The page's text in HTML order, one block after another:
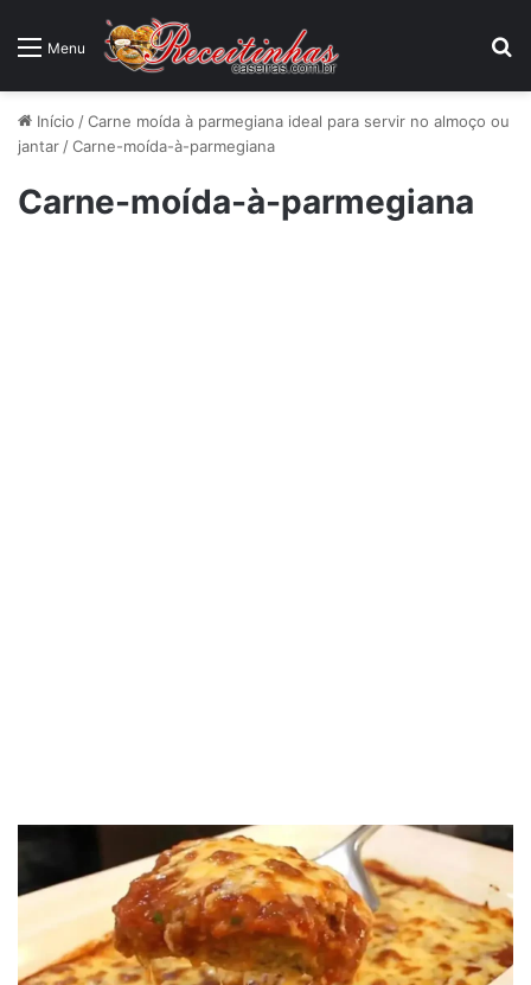
Menu
Início /Carne moída à parmegiana ideal para servir no almoço ou
jantar /Carne-moída-à-parmegiana
Carne-moída-à-parmegiana